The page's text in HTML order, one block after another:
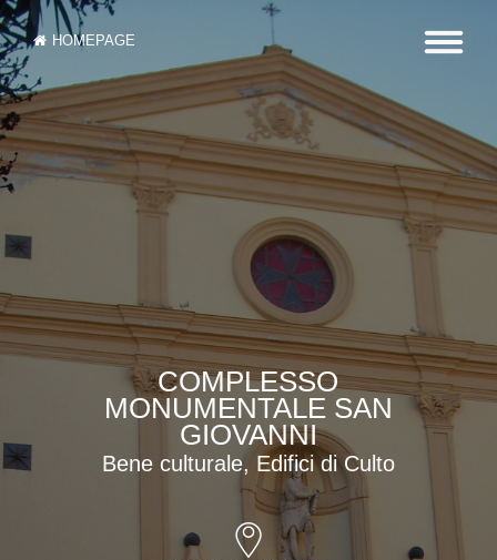
HOMEPAGE
COMPLESSO
MONUMENTALE SAN
GIOVANNI
Bene culturale, Edifici di Culto